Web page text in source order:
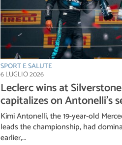
SPORT E SALUTE
6 LUGLIO 2026
Leclerc wins at
capitalizes on Antonelli’s
Kimi Antonelli, the 19-year-old
leads the championship, had
earlier,…